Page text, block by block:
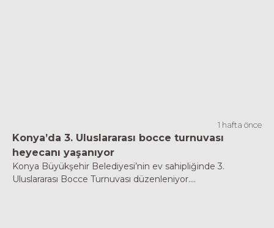
1 hafta önce
Konya’da 3. Uluslararası bocce turnuvası
heyecanı yaşanıyor
Konya Büyükşehir Belediyesi’nin ev sahipliğinde 3.
Uluslararası Bocce Turnuvası düzenleniyor....